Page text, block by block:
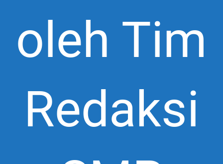
oleh Tim
Redaksi